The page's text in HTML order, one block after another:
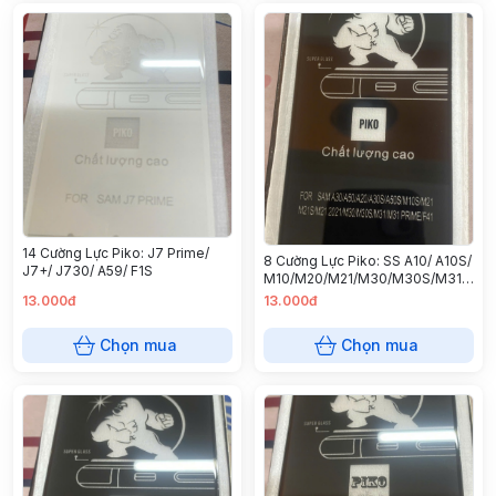
14 Cường Lực Piko: J7 Prime/
J7+/ J730/ A59/ F1S
13.000đ
Chọn mua
8 Cường Lực Piko: SS A10/ A10S/
M10/M20/M21/M30/M30S/M31/
R17/ F9/ A1K/
K/OP A12/Realme3/
Y11/Y12/Y15/Y17/U10/K40/Y3/A13
4G"
13.000đ
Chọn mua